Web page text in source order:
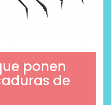
ponen
de